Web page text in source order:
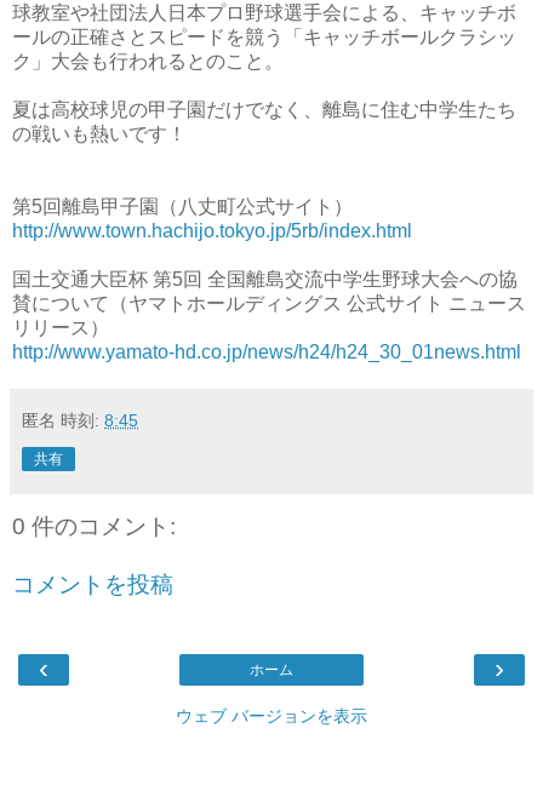
球教室や社団法人日本プロ野球選手会による、キャッチボ
ールの正確さとスピードを競う「キャッチボールクラシッ
ク」大会も行われるとのこと。
夏は高校球児の甲子園だけでなく、離島に住む中学生たち
の戦いも熱いです！
第5回離島甲子園（八丈町公式サイト）
http://www.town.hachijo.tokyo.jp/5rb/index.html
国土交通大臣杯 第5回 全国離島交流中学生野球大会への協
賛について（ヤマトホールディングス 公式サイト ニュース
リリース）
http://www.yamato-hd.co.jp/news/h24/h24_30_01news.html
匿名 時刻: 8:45
共有
0 件のコメント:
コメントを投稿
‹ ›
ホーム
ウェブ バージョンを表示